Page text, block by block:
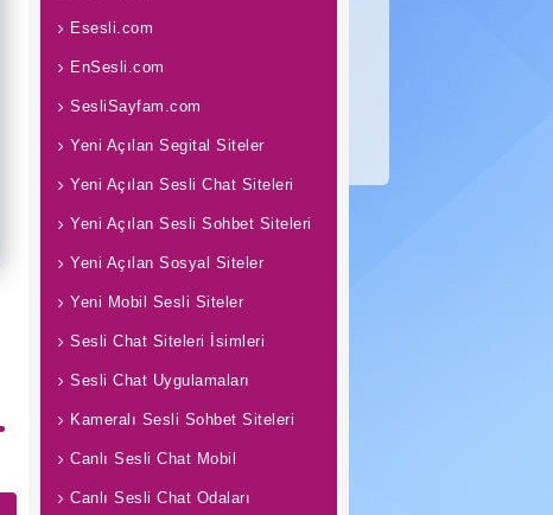
Esesli.com
EnSesli.com
SesliSayfam.com
Yeni Açılan Segital Siteler
Yeni Açılan Sesli Chat Siteleri
Yeni Açılan Sesli Sohbet Siteleri
Yeni Açılan Sosyal Siteler
Yeni Mobil Sesli Siteler
Sesli Chat Siteleri İsimleri
Sesli Chat Uygulamaları
Kameralı Sesli Sohbet Siteleri
Canlı Sesli Chat Mobil
Canlı Sesli Chat Odaları